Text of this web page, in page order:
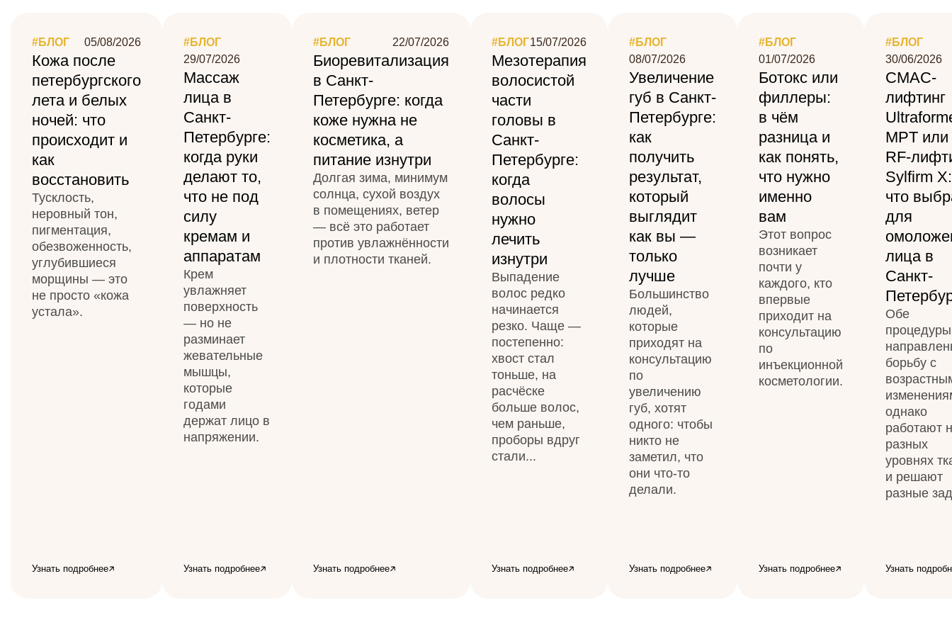
#БЛОГ 05/08/2026
Кожа после
петербургского
лета и белых
ночей: что
происходит и
как
восстановить
Тусклость,
неровный тон,
пигментация,
обезвоженность,
углубившиеся
морщины — это
не просто «кожа
устала».
Узнать подробнее
#БЛОГ
29/07/2026
Массаж
лица в
Санкт-
Петербурге:
когда руки
делают то,
что не под
силу
кремам и
аппаратам
Крем
увлажняет
поверхность
— но не
разминает
жевательные
мышцы,
которые
годами
держат лицо в
напряжении.
Узнать подробнее
#БЛОГ 22/07/2026
Биоревитализация
в Санкт-
Петербурге: когда
коже нужна не
косметика, а
питание изнутри
Долгая зима, минимум
солнца, сухой воздух
в помещениях, ветер
— всё это работает
против увлажнённости
и плотности тканей.
Узнать подробнее
#БЛОГ15/07/2026
Мезотерапия
волосистой
части
головы в
Санкт-
Петербурге:
когда
волосы
нужно
лечить
изнутри
Выпадение
волос редко
начинается
резко. Чаще —
постепенно:
хвост стал
тоньше, на
расчёске
больше волос,
чем раньше,
проборы вдруг
стали...
Узнать подробнее
#БЛОГ
08/07/2026
Увеличение
губ в Санкт-
Петербурге:
как
получить
результат,
который
выглядит
как вы —
только
лучше
Большинство
людей,
которые
приходят на
консультацию
по
увеличению
губ, хотят
одного: чтобы
никто не
заметил, что
они что-то
делали.
Узнать подробнее
#БЛОГ
01/07/2026
Ботокс или
филлеры:
в чём
разница и
как понять,
что нужно
именно
вам
Этот вопрос
возникает
почти у
каждого, кто
впервые
приходит на
консультацию
по
инъекционной
косметологии.
Узнать подробнее
#БЛОГ
30/06/2026
СМАС-
лифтинг
MPT или
RF-
Sylfirm X:
что
для
лица в
Санкт-
Обе
процедуры
борьбу с
однако
работают
разных
уровнях
и решают
разные
Узнать